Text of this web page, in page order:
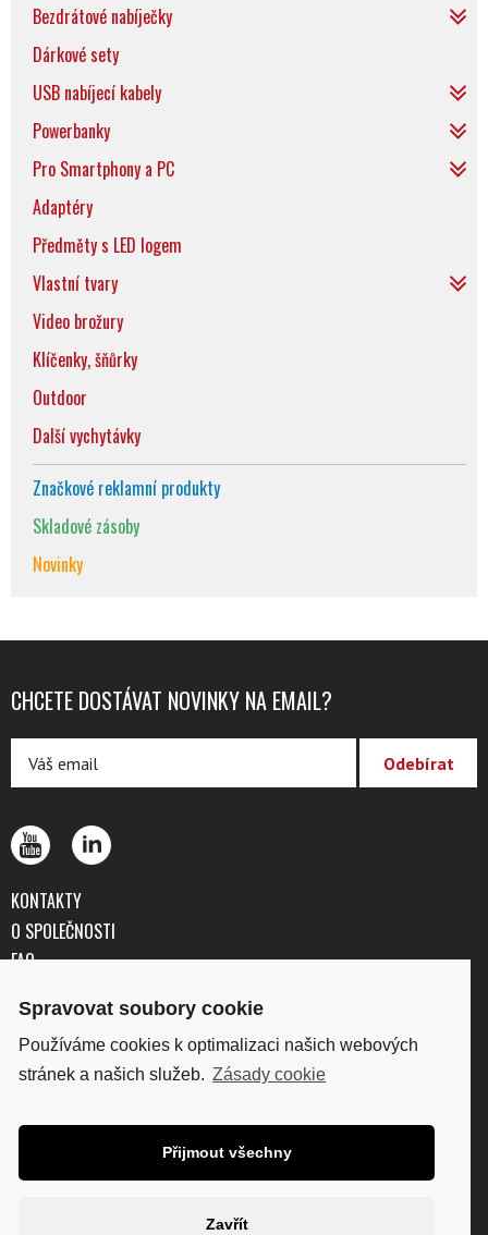
Bezdrátové nabíječky
Dárkové sety
USB nabíjecí kabely
Powerbanky
Pro Smartphony a PC
Adaptéry
Předměty s LED logem
Vlastní tvary
Video brožury
Klíčenky, šňůrky
Outdoor
Další vychytávky
Značkové reklamní produkty
Skladové zásoby
Novinky
CHCETE DOSTÁVAT NOVINKY NA EMAIL?
KONTAKTY
O SPOLEČNOSTI
FAQ
OCHRANA OSOBNÍCH ÚDAJŮ
DISKUS, spol. s r.o.
DIČ: CZ41195183
Fakturační adresa:
Spravovat soubory cookie
Používáme cookies k optimalizaci našich webových
stránek a našich služeb. Zásady cookie
Přijmout všechny
Zavřít